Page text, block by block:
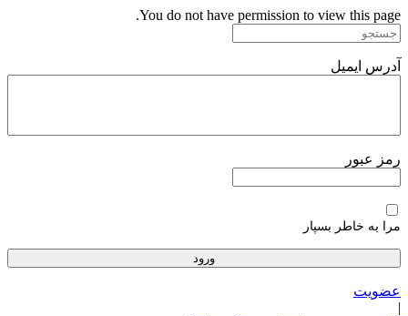
پرش
به
You do not have permission to view this page.
آدرس ایمیل
رمز عبور
مرا به خاطر بسپار
عضویت
|